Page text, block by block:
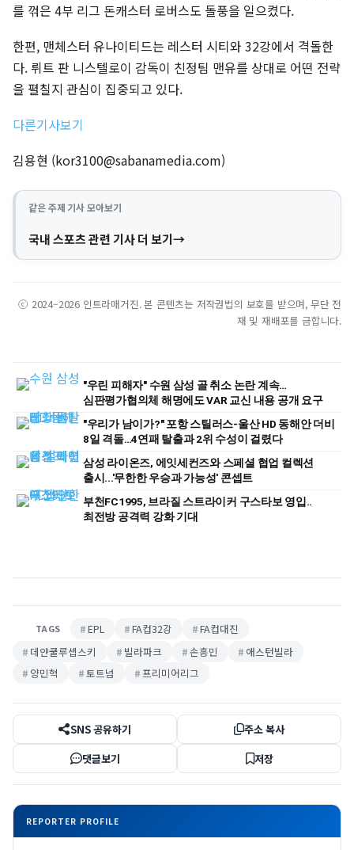
를 꺾은 4부 리그 돈캐스터 로버스도 돌풍을 일으켰다.
한편, 맨체스터 유나이티드는 레스터 시티와 32강에서 격돌한
다. 뤼트 판 니스텔로이 감독이 친정팀 맨유를 상대로 어떤 전략
을 펼칠지 관심이 집중되고 있다.
다른기사보기
김용현 (kor3100@sabanamedia.com)
같은 주제 기사 모아보기
국내 스포츠 관련 기사 더 보기
ⓒ 2024–2026 인트라매거진. 본 콘텐츠는 저작권법의 보호를 받으며, 무단 전
재 및 재배포를 금합니다.
"우린 피해자" 수원 삼성 골 취소 논란 계속…
심판평가협의체 해명에도 VAR 교신 내용 공개 요구
"우리가 남이가?" 포항 스틸러스-울산 HD 동해안 더비
8일 격돌…4연패 탈출과 2위 수성이 걸렸다
삼성 라이온즈, 에잇세컨즈와 스페셜 협업 컬렉션
출시...'무한한 우승과 가능성' 콘셉트
부천FC1995, 브라질 스트라이커 구스타보 영입..
최전방 공격력 강화 기대
TAGS EPL FA컵32강
FA컵대진
데얀쿨루셉스키
빌라파크 손흥민
애스턴빌라
양민혁
토트넘 프리미어리그
SNS 공유하기
주소 복사
댓글보기
저장
REPORTER PROFILE